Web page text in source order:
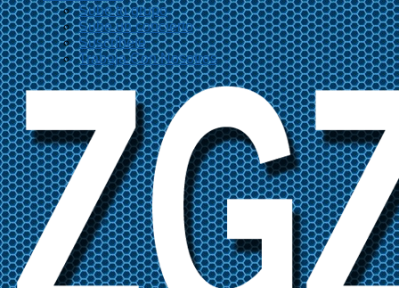
Sube tu grupo
Sube un concierto
Suscríbete
Trabaja Con Nosotros